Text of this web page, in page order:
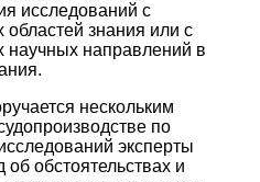
исследований с
знания или с
научных направлений в
нескольким
по
эксперты
обстоятельствах и